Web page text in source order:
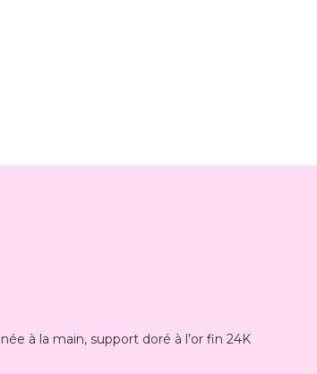
à la main, support doré à l’or fin 24K